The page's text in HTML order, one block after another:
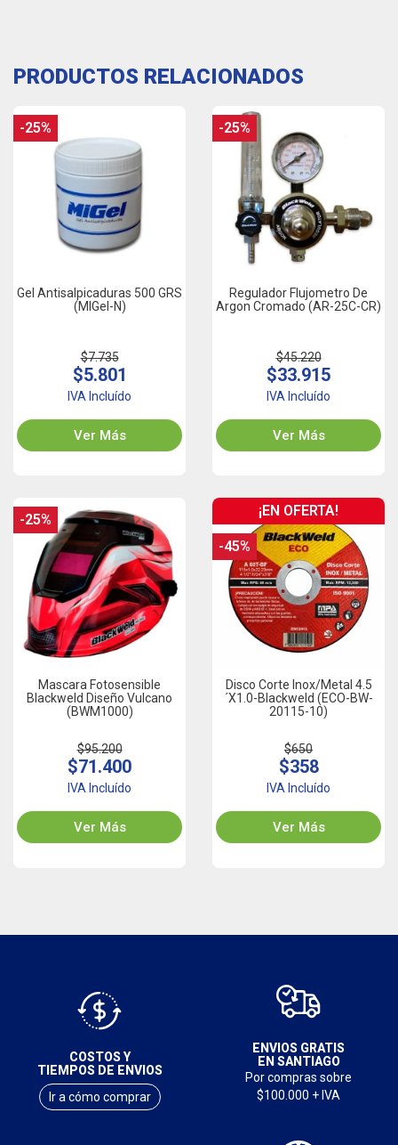
PRODUCTOS RELACIONADOS
Gel Antisalpicaduras 500 GRS
(MIGel-N)
$7.735
$5.801
IVA Incluído
Ver Más
-25%
Regulador Flujometro De
Argon Cromado (AR-25C-CR)
$45.220
$33.915
IVA Incluído
Ver Más
-25%
Mascara Fotosensible
Blackweld Diseño Vulcano
(BWM1000)
$95.200
$71.400
IVA Incluído
Ver Más
-25%
Disco Corte Inox/Metal 4.5
´x1.0-Blackweld (ECO-BW-
20115-10)
$650
$358
IVA Incluído
Ver Más
¡EN OFERTA!
-45%
COSTOS Y
TIEMPOS DE ENVIOS
Ir a cómo comprar
ENVIOS GRATIS
EN SANTIAGO
Por compras sobre
$100.000 + IVA